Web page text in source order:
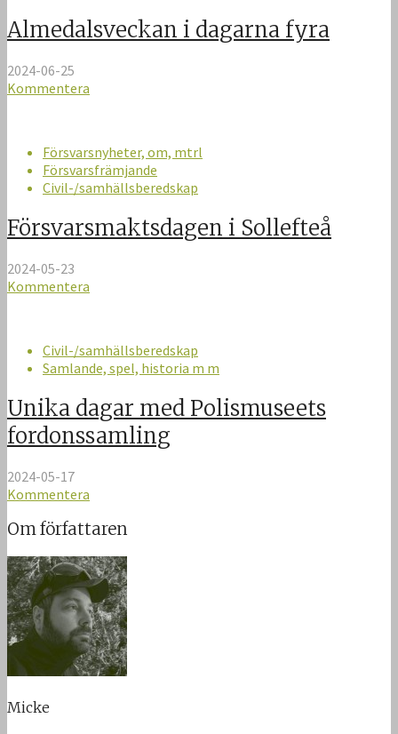
Almedalsveckan i dagarna fyra
2024-06-25
Kommentera
Försvarsnyheter, om, mtrl
Försvarsfrämjande
Civil-/samhällsberedskap
Försvarsmaktsdagen i Sollefteå
2024-05-23
Kommentera
Civil-/samhällsberedskap
Samlande, spel, historia m m
Unika dagar med Polismuseets
fordonssamling
2024-05-17
Kommentera
Om författaren
Micke